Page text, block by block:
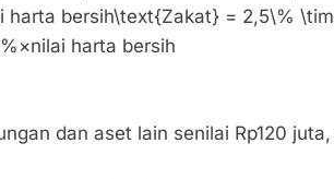
harta bersih\text{Zakat} = 2,5\%
harta bersih
dan aset lain senilai Rp120